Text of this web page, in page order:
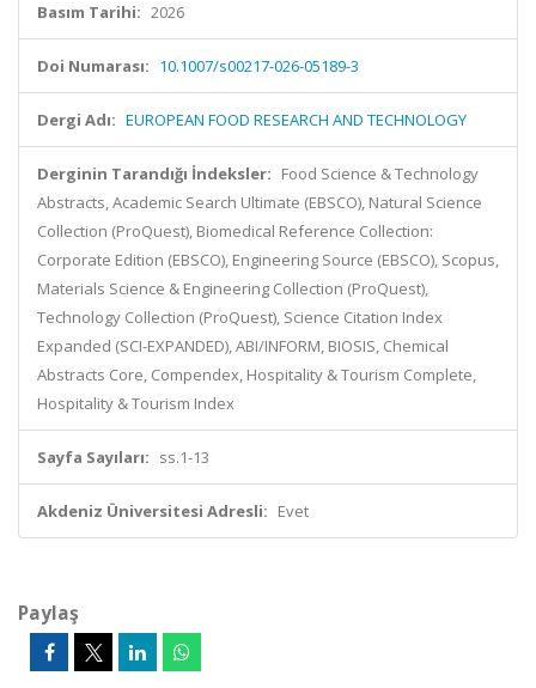
Basım Tarihi: 2026
Doi Numarası: 10.1007/s00217-026-05189-3
Dergi Adı: EUROPEAN FOOD RESEARCH AND TECHNOLOGY
Derginin Tarandığı İndeksler: Food Science & Technology
Abstracts, Academic Search Ultimate (EBSCO), Natural Science
Collection (ProQuest), Biomedical Reference Collection:
Corporate Edition (EBSCO), Engineering Source (EBSCO), Scopus,
Materials Science & Engineering Collection (ProQuest),
Technology Collection (ProQuest), Science Citation Index
Expanded (SCI-EXPANDED), ABI/INFORM, BIOSIS, Chemical
Abstracts Core, Compendex, Hospitality & Tourism Complete,
Hospitality & Tourism Index
Sayfa Sayıları: ss.1-13
Akdeniz Üniversitesi Adresli: Evet
Paylaş